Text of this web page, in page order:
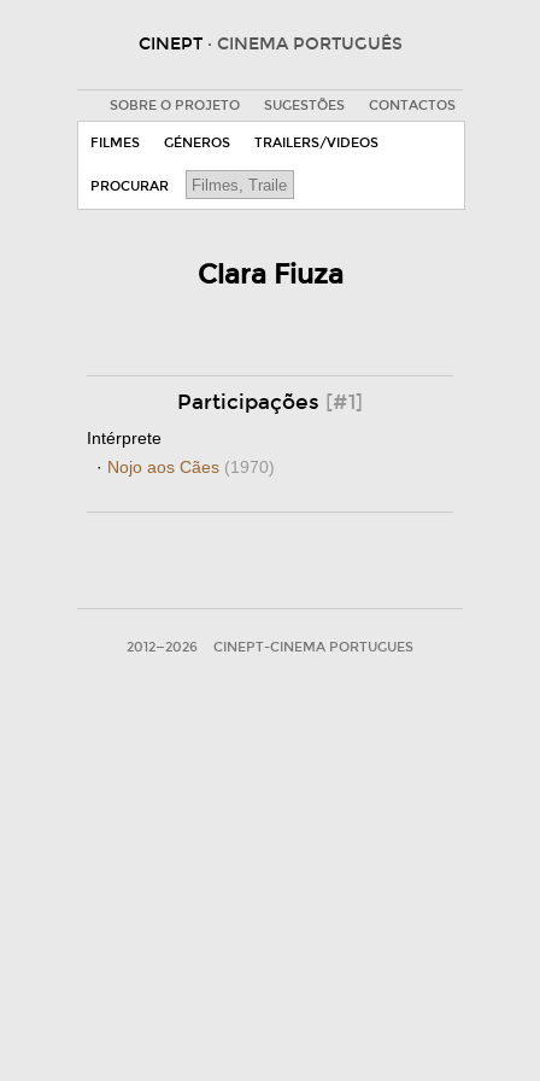
CINEPT · CINEMA PORTUGUÊS
SOBRE O PROJETO SUGESTÕES CONTACTOS
FILMES GÉNEROS TRAILERS/VIDEOS
PROCURAR
Clara Fiuza
Participações [#1]
Intérprete
· Nojo aos Cães (1970)
2012—2026 CINEPT-CINEMA PORTUGUES